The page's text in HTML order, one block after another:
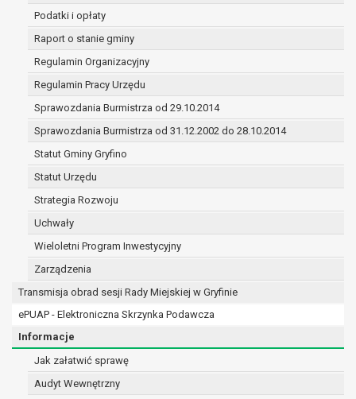
Podatki i opłaty
Raport o stanie gminy
Regulamin Organizacyjny
Regulamin Pracy Urzędu
Sprawozdania Burmistrza od 29.10.2014
Sprawozdania Burmistrza od 31.12.2002 do 28.10.2014
Statut Gminy Gryfino
Statut Urzędu
Strategia Rozwoju
Uchwały
Wieloletni Program Inwestycyjny
Zarządzenia
Transmisja obrad sesji Rady Miejskiej w Gryfinie
ePUAP - Elektroniczna Skrzynka Podawcza
Informacje
Jak załatwić sprawę
Audyt Wewnętrzny
Pani/Pana dane osobowe będą przetwarzane przez
jakiego zostały zebrane oraz zgodnie z terminami
prawa powszechnie obowiązującego.
W przypadku, gdy dane osobowe przetwarzane są na
dotyczą przetwarzanie odbywa się do czasu wycofania
W przypadku, gdy dane osobowe przetwarzane są w
przetwarzanie odbywa się przez okres niezbędny do
czasie w zakresie wymaganym przez przepisy prawa
roszczeń, a w przypadku wyrażenia zgody na
rozliczeniu umowy, do czasu wycofania tej zgody.
Ponadto w przypadku umów o dofinansowanie dane
przechowywane są przez okres wynikający z umowy o
beneficjentem a określoną instytucją, trwałości danego
dokumentacji projektu do celów kontrolnych.
W związku z przetwarzaniem przez administratora
Pani/Panu:
prawo dostępu do treści danych oraz
prawo do żądania sprostowania danych na
prawo do żądania usunięcia danych osobowych
podstawie art. 17 RODO, w przypadku gdy: